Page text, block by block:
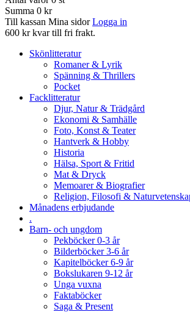
Summa 0 kr
Till kassan Mina sidor Logga in
600 kr kvar till fri frakt.
Skönlitteratur
Romaner & Lyrik
Spänning & Thrillers
Pocket
Facklitteratur
Djur, Natur & Trädgård
Ekonomi & Samhälle
Foto, Konst & Teater
Hantverk & Hobby
Historia
Hälsa, Sport & Fritid
Mat & Dryck
Memoarer & Biografier
Religion, Filosofi &
Månadens erbjudande
.
Barn- och ungdom
Pekböcker 0-3 år
Bilderböcker 3-6 år
Kapitelböcker 6-9 år
Bokslukaren 9-12 år
Unga vuxna
Faktaböcker
Saga & Present